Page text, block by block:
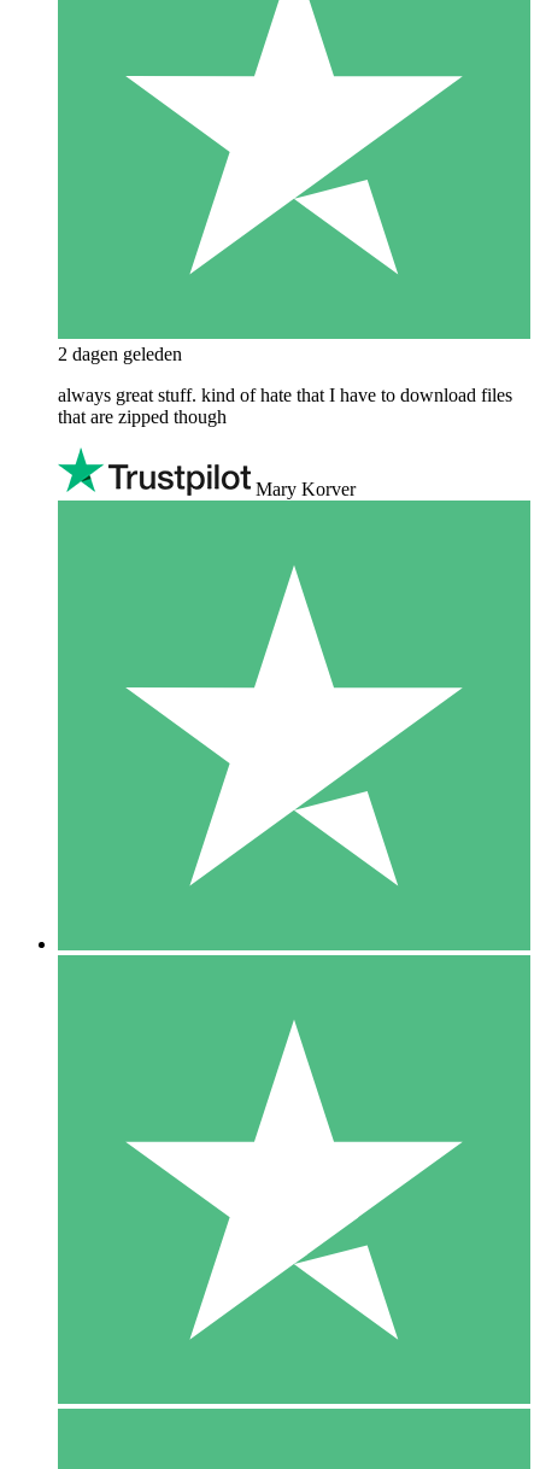
2 dagen geleden
always great stuff. kind of hate that I have to download files
that are zipped though
Mary Korver